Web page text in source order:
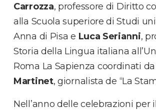
Carrozza, professore di Diritto
alla Scuola superiore di Studi
Anna di Pisa e Luca Serianni,
Storia della Lingua italiana
Roma La Sapienza coordinati da
Martinet, giornalista de “La
Nell’anno delle celebrazioni per il